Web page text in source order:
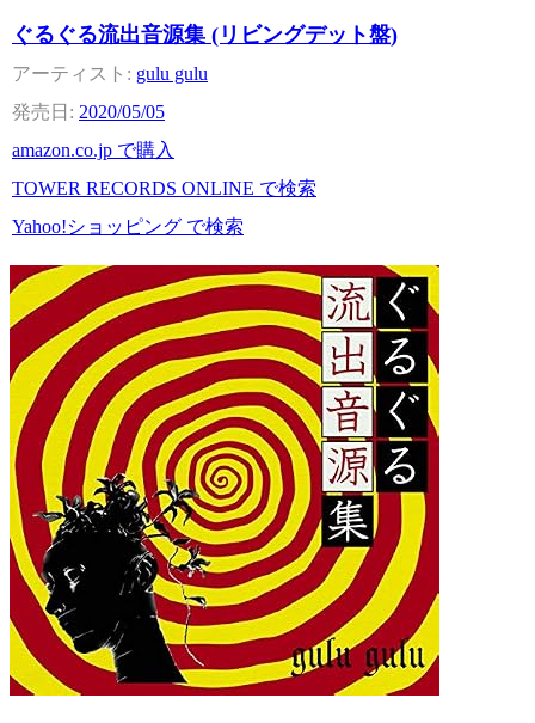
ぐるぐる流出音源集 (リビングデット盤)
gulu gulu
2020/05/05
amazon.co.jp で購入
TOWER RECORDS ONLINE で検索
Yahoo!ショッピング で検索